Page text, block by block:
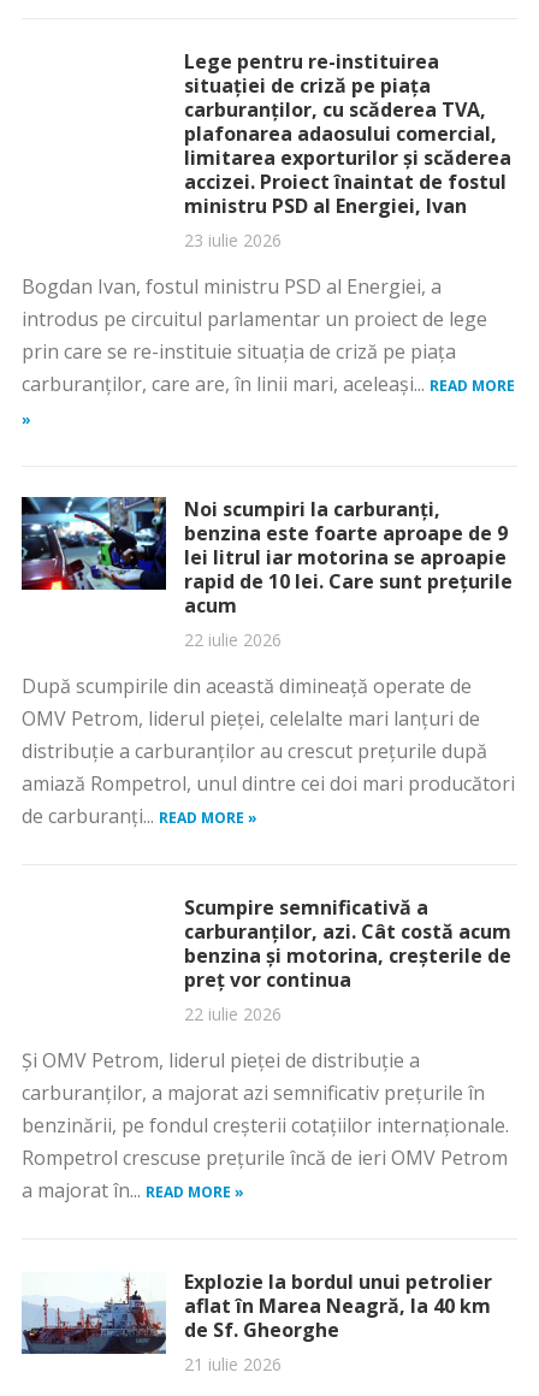
Lege pentru re-instituirea
situației de criză pe piața
carburanților, cu scăderea TVA,
plafonarea adaosului comercial,
limitarea exporturilor și scăderea
accizei. Proiect înaintat de fostul
ministru PSD al Energiei, Ivan
23 iulie 2026
Bogdan Ivan, fostul ministru PSD al Energiei, a
introdus pe circuitul parlamentar un proiect de lege
prin care se re-instituie situația de criză pe piața
carburanților, care are, în linii mari, aceleași... READ MORE
»
Noi scumpiri la carburanți,
benzina este foarte aproape de 9
lei litrul iar motorina se aproapie
rapid de 10 lei. Care sunt prețurile
acum
22 iulie 2026
După scumpirile din această dimineață operate de
OMV Petrom, liderul pieței, celelalte mari lanțuri de
distribuție a carburanților au crescut prețurile după
amiază Rompetrol, unul dintre cei doi mari producători
de carburanți... READ MORE »
Scumpire semnificativă a
carburanților, azi. Cât costă acum
benzina și motorina, creșterile de
preț vor continua
22 iulie 2026
Și OMV Petrom, liderul pieței de distribuție a
carburanților, a majorat azi semnificativ prețurile în
benzinării, pe fondul creșterii cotațiilor internaționale.
Rompetrol crescuse prețurile încă de ieri OMV Petrom
a majorat în... READ MORE »
Explozie la bordul unui petrolier
aflat în Marea Neagră, la 40 km
de Sf. Gheorghe
21 iulie 2026